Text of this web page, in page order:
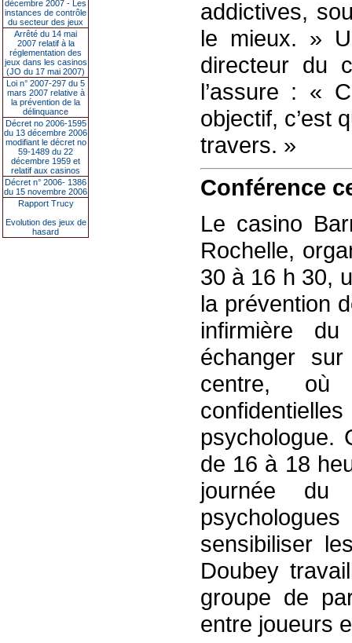
décembre 2007 - Les
instances de contrôle
du secteur des jeux
Arrêté du 14 mai
2007 relatif à la
réglementation des
jeux dans les casinos
(JO du 17 mai 2007)
Loi n° 2007-297 du 5
mars 2007 relative à
la prévention de la
délinquance
Décret no 2006-1595
du 13 décembre 2006
modifiant le décret no
59-1489 du 22
décembre 1959 et
relatif aux casinos
Décret n° 2006- 1386
du 15 novembre 2006
Rapport Trucy
Evolution des jeux de
hasard
addictives,
le mieux. »
directeur du
l’assure : «
objectif, c’est
travers. »
Conférence
Le casino
Rochelle,
30 à 16 h 30,
la prévention
infirmière
échanger
centre,
psychologue.
de 16 à 18
journée du
sensibiliser
Doubey
groupe de
entre joueurs